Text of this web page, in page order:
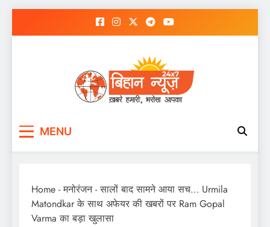
MENU
Home -मनोरंजन-सालों बाद सामने आया सच… Urmila
Matondkar के साथ अफेयर की खबरों पर Ram Gopal
Varma का बड़ा खुलासा